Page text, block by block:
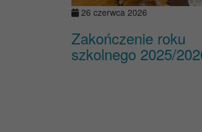
26 czerwca 2026
Zakończenie roku
szkolnego 2025/